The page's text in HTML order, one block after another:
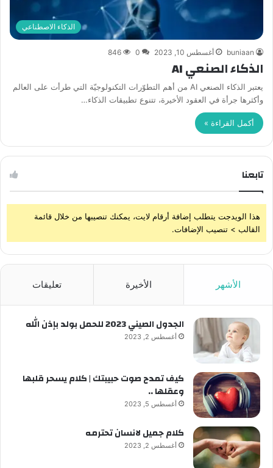
الذكاء الاصطناعي
buniaan أغسطس 10, 2023 0
846
الذكاء الصنعي AI
يعتبر الذكاء الصنعي AI من أهم التطوّرات التكنولوجيّة التي طرأت على العالم
وأكثرها جرأة في العقود الأخيرة، تتنوع تطبيقات الذكاء…
أكمل القراءة »
تابعنا
هذا الويدجت يتطلب إضافة أرقام لايت، يمكنك تنصيبها من خلال قائمة
القالب > تنصيب الإضافات.
الأشهر الأخيرة تعليقات
الجدول الصيني 2023 للحمل بولد بإذن الله
أغسطس 2, 2023
كيف تمدح صوت حبيبتك | كلام يسحر قلبها
وعقلها ..
أغسطس 5, 2023
كلام جميل لانسان تحترمه
أغسطس 2, 2023